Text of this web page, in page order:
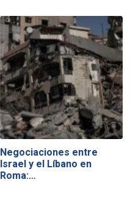
Negociaciones entre
Israel y el Líbano en
Roma:…